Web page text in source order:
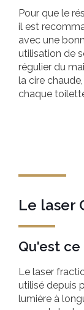
Pour que le
il est
avec une
utilisation de
régulier du
la cire
chaque
Le laser
Qu'est ce
Le laser
utilisé depuis
lumière à